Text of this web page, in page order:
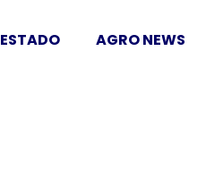
ESTADO AGRO NEWS